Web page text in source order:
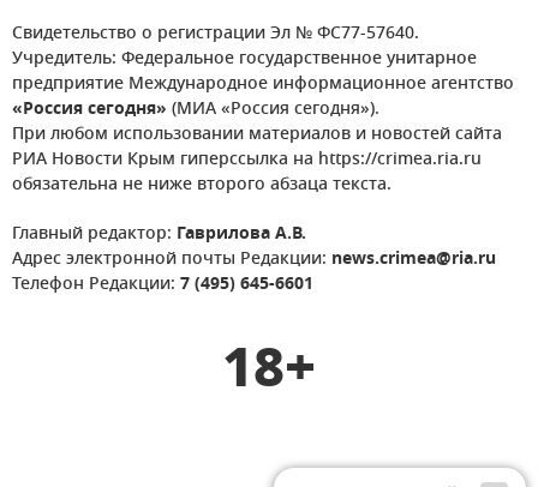
Свидетельство о регистрации Эл № ФС77-57640.
Учредитель: Федеральное государственное унитарное
предприятие Международное информационное агентство
«Россия сегодня» (МИА «Россия сегодня»).
При любом использовании материалов и новостей сайта
РИА Новости Крым гиперссылка на https://crimea.ria.ru
обязательна не ниже второго абзаца текста.
Главный редактор: Гаврилова А.В.
Адрес электронной почты Редакции: news.crimea@ria.ru
Телефон Редакции: 7 (495) 645-6601
18+